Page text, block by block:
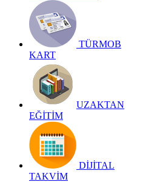
TÜRMOB
KART
UZAKTAN
EĞİTİM
DİJİTAL
TAKVİM